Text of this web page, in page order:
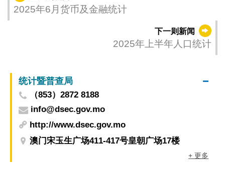
2025年6月货币及金融统计
下一则新闻
2025年上半年人口统计
统计暨普查局
（853）2872 8188
info@dsec.gov.mo
http://www.dsec.gov.mo
澳门宋玉生广场411-417号皇朝广场17楼
+ 更多